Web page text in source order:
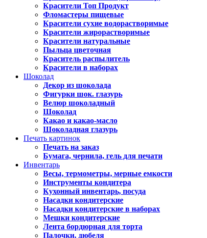
Красители Топ Продукт
Фломастеры пищевые
Красители сухие водорастворимые
Красители жирорастворимые
Красители натуральные
Пыльца цветочная
Краситель распылитель
Красители в наборах
Шоколад
Декор из шоколада
Фигурки шок. глазурь
Велюр шоколадный
Шоколад
Какао и какао-масло
Шоколадная глазурь
Печать картинок
Печать на заказ
Бумага, чернила, гель для печати
Инвентарь
Весы, термометры, мерные емкости
Инструменты кондитера
Кухонный инвентарь, посуда
Насадки кондитерские
Насадки кондитерские в наборах
Мешки кондитерские
Лента бордюрная для торта
Палочки, дюбеля